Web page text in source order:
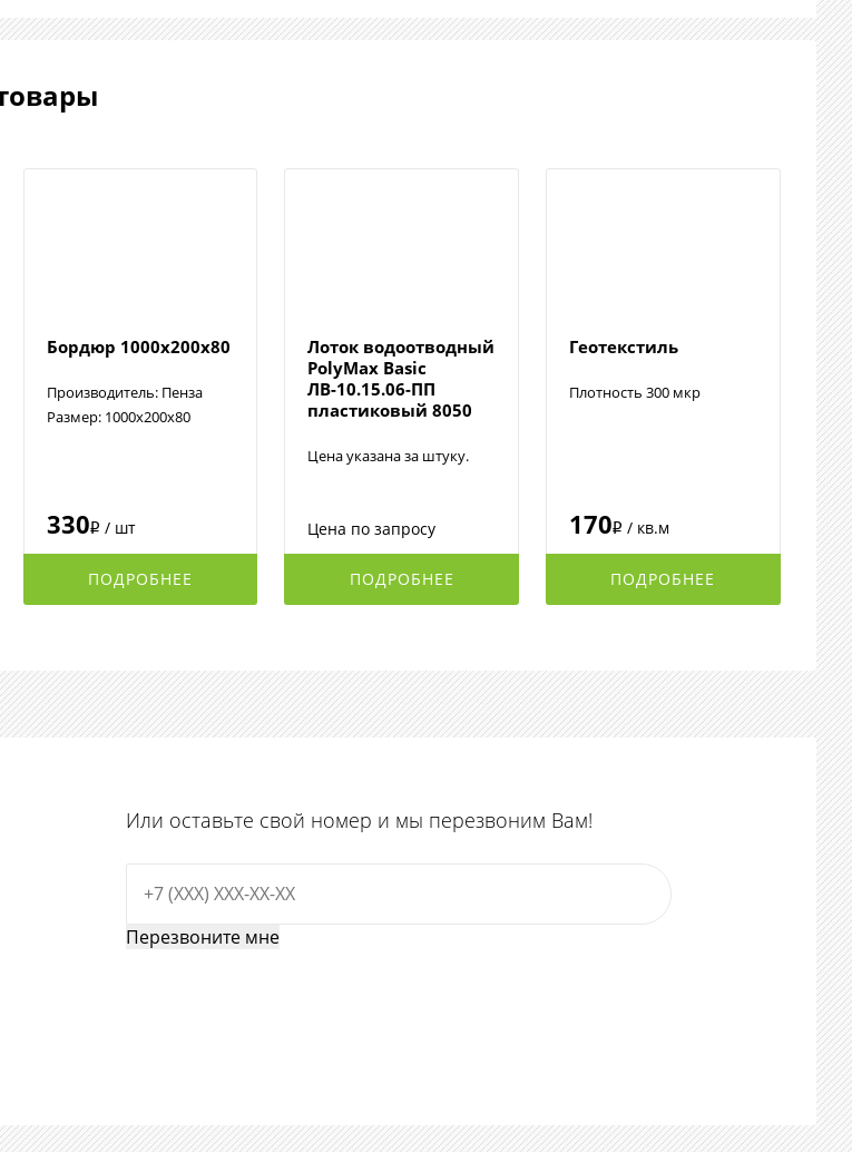
Бордюр 1000х200х80
Производитель: Пенза
Размер: 1000х200х80
330i / шт
ПОДРОБНЕЕ
Лоток водоотводный
PolyMax Basic
ЛВ-10.15.06-ПП
пластиковый 8050
Цена указана за штуку.
Цена по запросу
ПОДРОБНЕЕ
Геотекстиль
Плотность 300 мкр
170i / кв.м
ПОДРОБНЕЕ
Или оставьте свой номер и мы перезвоним Вам!